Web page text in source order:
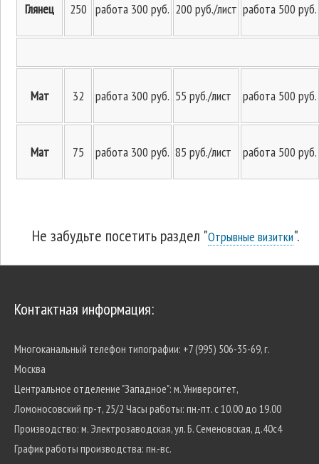
Глянец 250 работа 300 руб. 200 руб./лист работа 500 руб.
Мат 32 работа 300 руб. 55 руб./лист работа 500 руб.
Мат 75 работа 300 руб. 85 руб./лист работа 500 руб.
Не забудьте посетить раздел "Отрывные визитки".
Контактная информация:
Многоканальный телефон типографии: +7 (995) 506-35-69, г.
Москва
Центральное отделение "Западное": м. Университет,
Ломоносовский пр-т, 25/2 Часы работы: пн.-пт. с 10.00 до 19.00
Производство: м. Электрозаводская, ул. Б. Семеновская, д.40с4
График работы производства: пн.-вс.